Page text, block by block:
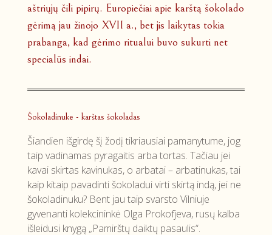
aštriųjų čili pipirų. Europiečiai apie karštą šokolado
gėrimą jau žinojo XVII a., bet jis laikytas tokia
prabanga, kad gėrimo ritualui buvo sukurti net
specialūs indai.
Šokoladinuke - karštas šokoladas
Šiandien išgirdę šį žodį tikriausiai pamanytume, jog
taip vadinamas pyragaitis arba tortas. Tačiau jei
kavai skirtas kavinukas, o arbatai – arbatinukas, tai
kaip kitaip pavadinti šokoladui virti skirtą indą, jei ne
šokoladinuku? Bent jau taip svarsto Vilniuje
gyvenanti kolekcininkė Olga Prokofjeva, rusų kalba
išleidusi knygą „Pamirštų daiktų pasaulis“.